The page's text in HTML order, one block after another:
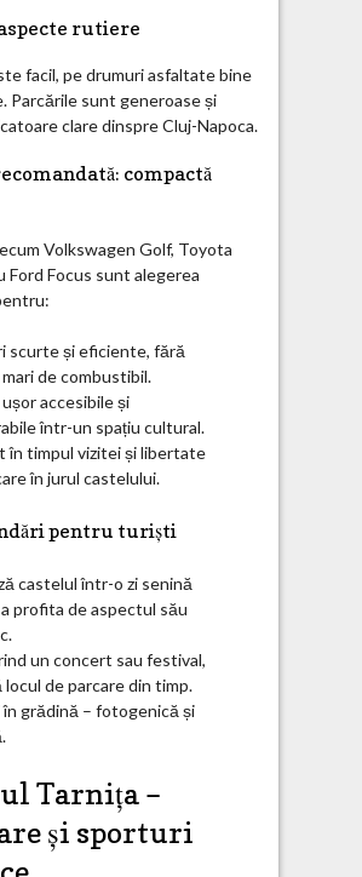
rutiere
facil, pe drumuri asfaltate bine
Parcările sunt generoase și
clare dinspre Cluj-Napoca.
compactă
Volkswagen Golf, Toyota
Ford Focus sunt alegerea
scurte și eficiente, fără
de combustibil.
accesibile și
într-un spațiu cultural.
în timpul vizitei și libertate
în jurul castelului.
pentru turiști
castelul într-o zi senină
profita de aspectul său
un concert sau festival,
locul de parcare din timp.
grădină – fotogenică și
Tarnița –
și sporturi